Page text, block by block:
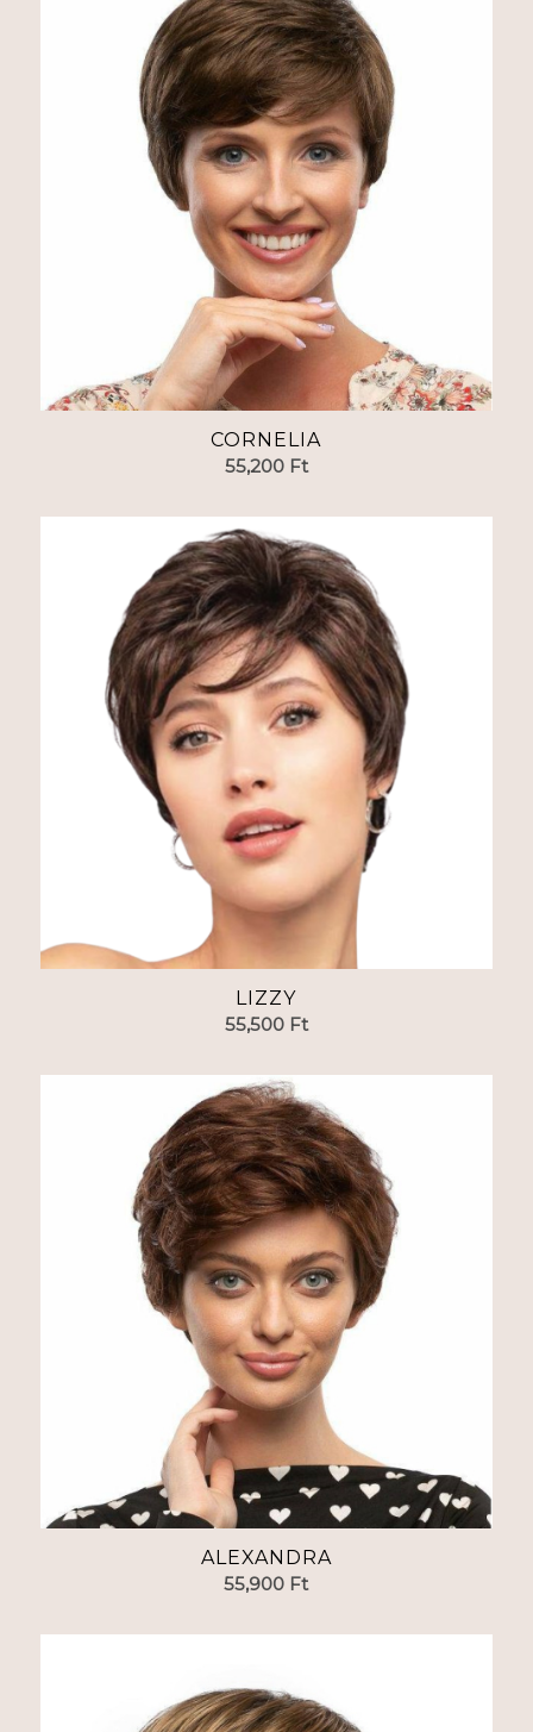
CORNELIA
55,200 Ft
LIZZY
55,500 Ft
ALEXANDRA
55,900 Ft